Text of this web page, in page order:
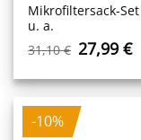
Mikrofiltersack-
u. a.
31,10€
Preis
war:
31,10 €
27,99€
-10%